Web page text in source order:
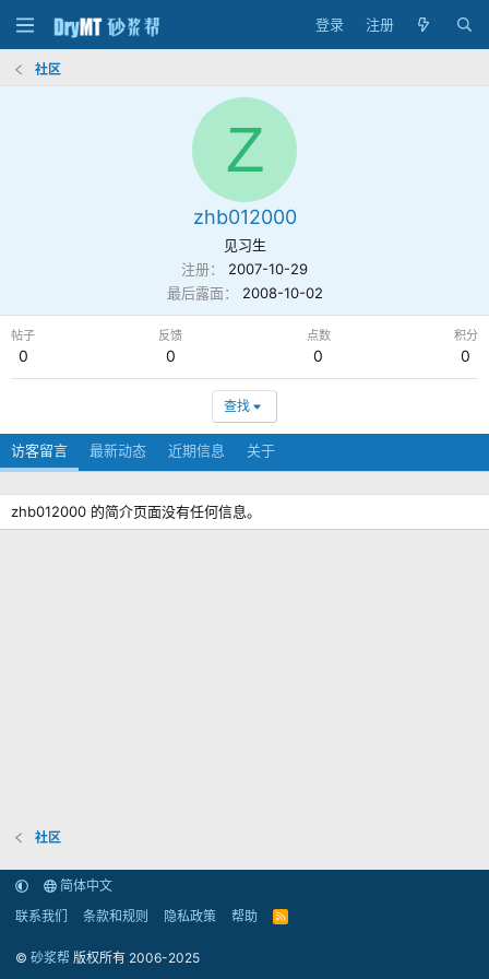
登录 注册
社区
Z
zhb012000
见习生
注册
2007-10-29
最后露面
2008-10-02
帖子
0
反馈
0
点数
0
积分
0
查找
访客留言 最新动态 近期信息 关于
zhb012000 的简介页面没有任何信息。
社区
简体中文
联系我们
条款和规则 隐私政策 帮助
R
© 砂浆帮 版权所有 2006-2025